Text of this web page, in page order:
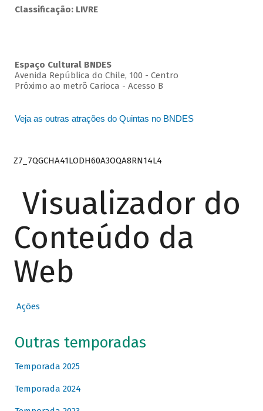
Classificação: LIVRE
Espaço Cultural BNDES
Avenida República do Chile, 100 - Centro
Próximo ao metrô Carioca - Acesso B
Veja as outras atrações do Quintas no BNDES
Z7_7QGCHA41LODH60A3OQA8RN14L4
Visualizador do
Conteúdo da
Web
Ações
Outras temporadas
Temporada 2025
Temporada 2024